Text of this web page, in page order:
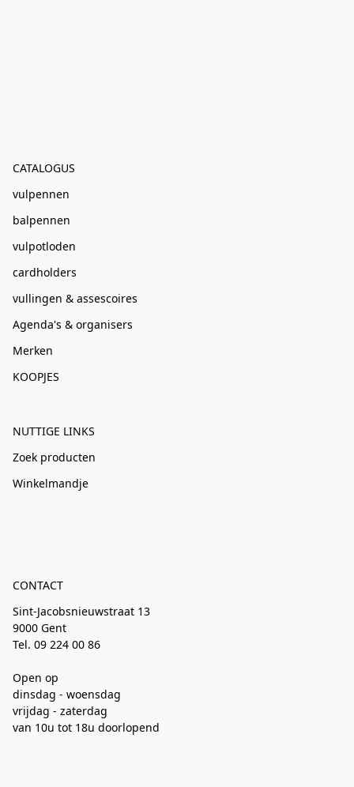
CATALOGUS
vulpennen
balpennen
vulpotloden
cardholders
vullingen & assescoires
Agenda's & organisers
Merken
KOOPJES
NUTTIGE LINKS
Zoek producten
Winkelmandje
CONTACT
Sint-Jacobsnieuwstraat 13
9000 Gent
Tel. 09 224 00 86
Open op
dinsdag - woensdag
vrijdag - zaterdag
van 10u tot 18u doorlopend